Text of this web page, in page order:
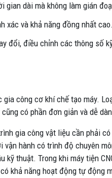
gian dài mà không làm gián
xác và khả năng đồng nhất cao.
đổi, điều chỉnh các thông số
công cơ khí chế tạo máy.
có phần đơn giản và dễ
gia công vật liệu cần phải
hành có trình độ chuyên
kỹ thuật. Trong khi máy tiện
khả năng hoạt động tự động